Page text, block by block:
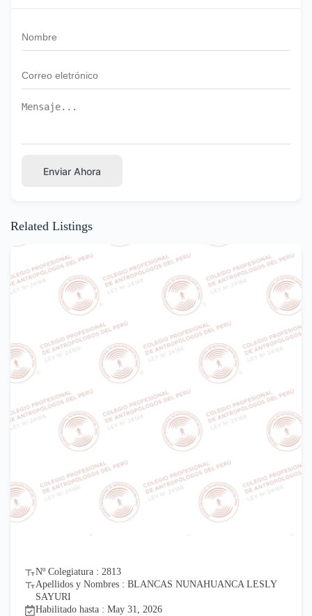
Enviar Ahora
Related Listings
Nº Colegiatura : 2813
Apellidos y Nombres : BLANCAS NUNAHUANCA LESLY
SAYURI
Habilitado hasta : May 31, 2026